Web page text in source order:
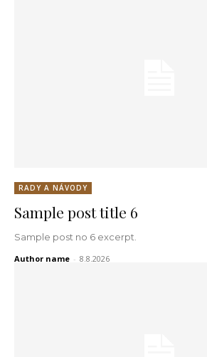
RADY A NÁVODY
Sample post title 6
Sample post no 6 excerpt.
Author name - 8.8.2026